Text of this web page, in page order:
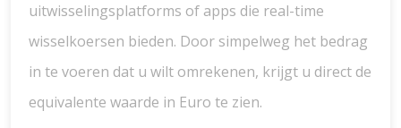
uitwisselingsplatforms of apps die real-time
wisselkoersen bieden. Door simpelweg het bedrag
in te voeren dat u wilt omrekenen, krijgt u direct de
equivalente waarde in Euro te zien.